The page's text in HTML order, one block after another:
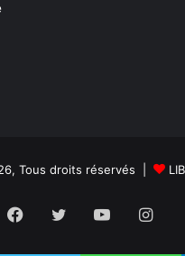
Tous droits réservés |
Facebook
Twitter YouTube